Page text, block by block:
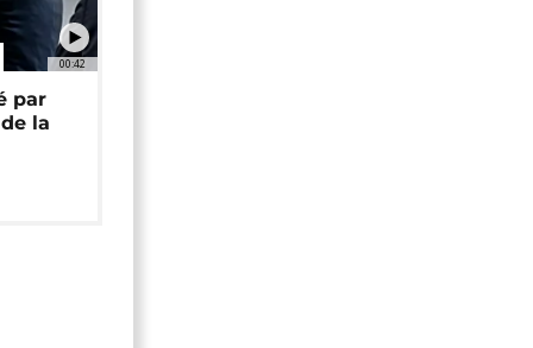
00:42
par
la